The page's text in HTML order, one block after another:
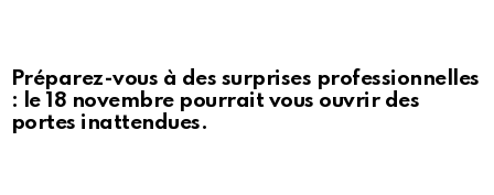
Préparez-vous à des surprises professionnelles
: le 18 novembre pourrait vous ouvrir des
portes inattendues.